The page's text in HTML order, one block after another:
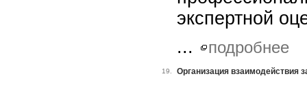
экспертной
...
подробнее
19. Организация взаимодействия